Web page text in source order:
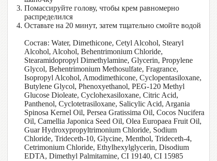
Помассируйте голову, чтобы крем равномерно
распределился
Оставьте на 20 минут, затем тщательно смойте водой
Состав: Water, Dimethicone, Cetyl Alcohol, Stearyl
Alcohol, Alcohol, Behentrimonium Chloride,
Stearamidopropyl Dimethylamine, Glycerin, Propylene
Glycol, Behentrimonium Methosulfate, Fragrance,
Isopropyl Alcohol, Amodimethicone, Cyclopentasiloxane,
Butylene Glycol, Phenoxyethanol, PEG-120 Methyl
Glucose Dioleate, Cyclohexasiloxane, Citric Acid,
Panthenol, Cyclotetrasiloxane, Salicylic Acid, Argania
Spinosa Kernel Oil, Persea Gratissima Oil, Cocos Nucifera
Oil, Camellia Japonica Seed Oil, Olea Europaea Fruit Oil,
Guar Hydroxypropyltrimonium Chloride, Sodium
Chloride, Trideceth-10, Glycine, Menthol, Trideceth-4,
Cetrimonium Chloride, Ethylhexylglycerin, Disodium
EDTA, Dimethyl Palmitamine, CI 19140, CI 15985